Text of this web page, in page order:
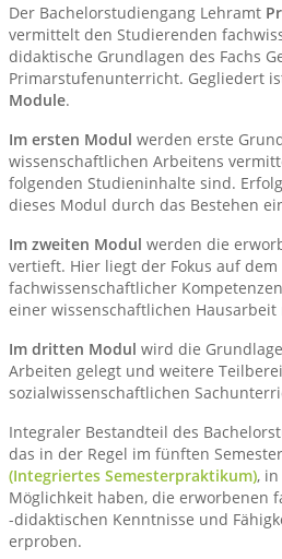
Der Bachelorstudiengang Lehramt
vermittelt den Studierenden
didaktische Grundlagen des Fachs
Primarstufenunterricht. Gegliedert
Module.
Im ersten Modul werden erste
wissenschaftlichen Arbeitens
folgenden Studieninhalte sind.
dieses Modul durch das Bestehen
Im zweiten Modul werden die
vertieft. Hier liegt der Fokus auf dem
fachwissenschaftlicher
einer wissenschaftlichen Hausarbeit
Im dritten Modul wird die
Arbeiten gelegt und weitere
sozialwissenschaftlichen
Integraler Bestandteil des
das in der Regel im fünften
(Integriertes Semesterpraktikum),
Möglichkeit haben, die erworbenen
-didaktischen Kenntnisse und
erproben.